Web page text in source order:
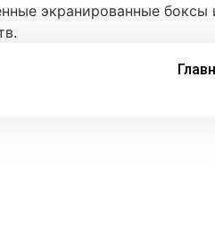
экранированные боксы